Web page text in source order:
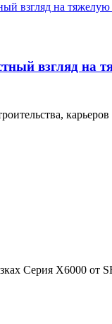
взгляд на
Серия X6000 от